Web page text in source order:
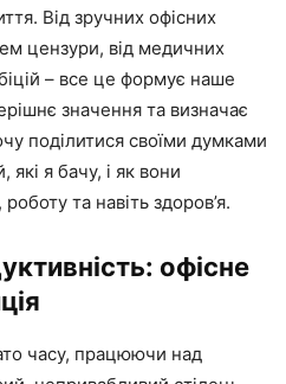
Від зручних офісних
цензури, від медичних
– все це формує наше
значення та визначає
поділитися своїми думками
я бачу, і як вони
та навіть здоров’я.
офісне
часу, працюючи над